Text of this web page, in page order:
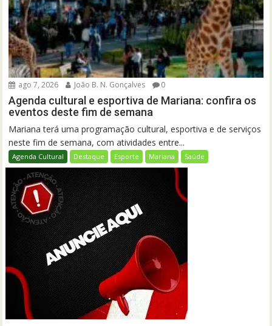
ago 7, 2026 João B. N. Gonçalves 0
Agenda cultural e esportiva de Mariana: confira os
eventos deste fim de semana
Mariana terá uma programação cultural, esportiva e de serviços
neste fim de semana, com atividades entre...
Agenda Cultural Destaque Esporte Mariana Saúde